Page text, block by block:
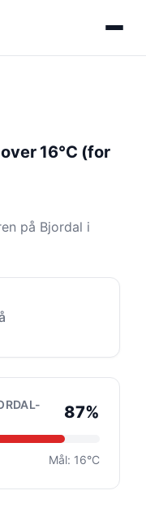
16°C (for
på Bjordal i
87%
Mål: 16°C